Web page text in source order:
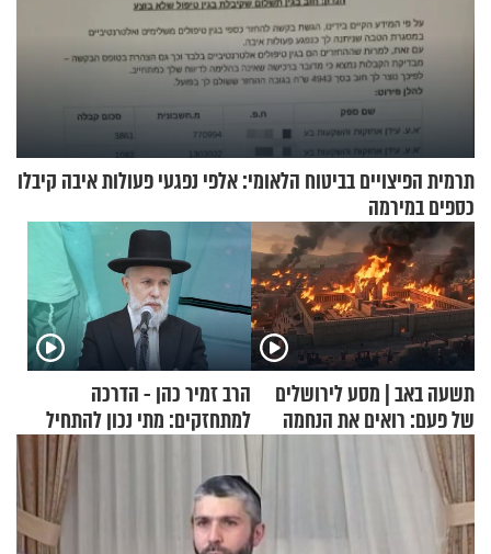
תרמית הפיצויים בביטוח הלאומי: אלפי נפגעי פעולות איבה קיבלו
כספים במירמה
תשעה באב | מסע לירושלים
של פעם: רואים את הנחמה
הרב זמיר כהן - הדרכה
למתחזקים: מתי נכון להתחיל
עם לבישת הציצית?